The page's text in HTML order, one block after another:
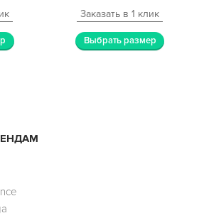
Заказать в 1 клик
Выбрать размер